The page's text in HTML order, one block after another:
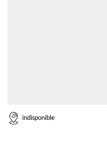
indisponible